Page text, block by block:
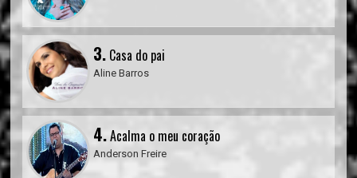
3. Casa do pai
Aline Barros
4.Acalma o meu coração
Anderson Freire